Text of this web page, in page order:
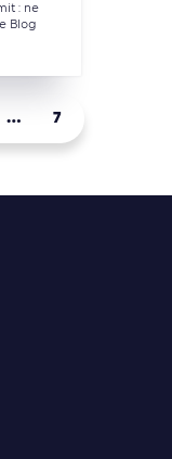
: ne
Blog
… 7